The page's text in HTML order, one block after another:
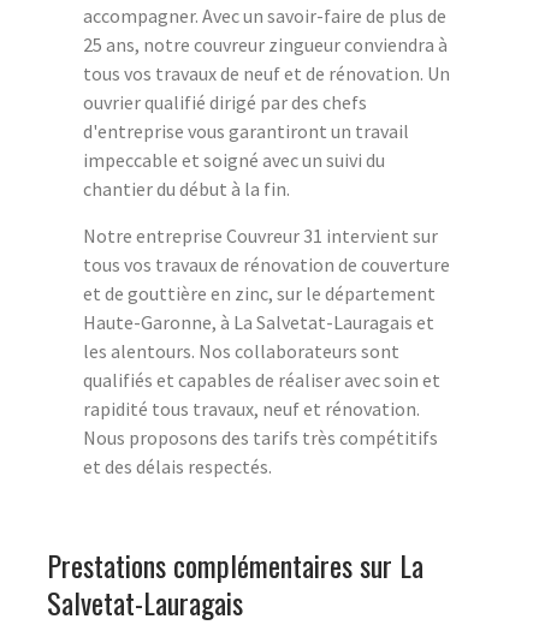
accompagner. Avec un savoir-faire de plus de
25 ans, notre couvreur zingueur conviendra à
tous vos travaux de neuf et de rénovation. Un
ouvrier qualifié dirigé par des chefs
d'entreprise vous garantiront un travail
impeccable et soigné avec un suivi du
chantier du début à la fin.
Notre entreprise Couvreur 31 intervient sur
tous vos travaux de rénovation de couverture
et de gouttière en zinc, sur le département
Haute-Garonne, à La Salvetat-Lauragais et
les alentours. Nos collaborateurs sont
qualifiés et capables de réaliser avec soin et
rapidité tous travaux, neuf et rénovation.
Nous proposons des tarifs très compétitifs
et des délais respectés.
Prestations complémentaires sur La
Salvetat-Lauragais